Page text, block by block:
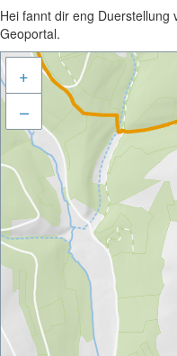
Hei fannt dir eng
Geoportal.
+
–